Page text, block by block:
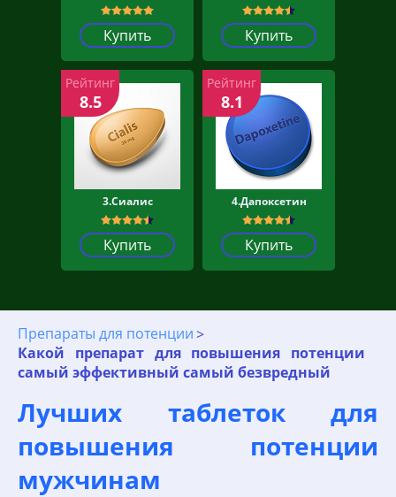
Купить Купить
3.Сиалис
Купить
Рейтинг
8.5
4.Дапоксетин
Купить
Рейтинг
8.1
Препараты для потенции
Какой препарат для повышения потенции
самый эффективный самый безвредный
Лучших таблеток для
повышения потенции
мужчинам